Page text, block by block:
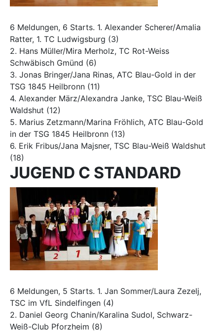
6 Meldungen, 6 Starts. 1. Alexander Scherer/Amalia
Ratter, 1. TC Ludwigsburg (3)
2. Hans Müller/Mira Merholz, TC Rot-Weiss
Schwäbisch Gmünd (6)
3. Jonas Bringer/Jana Rinas, ATC Blau-Gold in der
TSG 1845 Heilbronn (11)
4. Alexander März/Alexandra Janke, TSC Blau-Weiß
Waldshut (12)
5. Marius Zetzmann/Marina Fröhlich, ATC Blau-Gold
in der TSG 1845 Heilbronn (13)
6. Erik Fribus/Jana Majsner, TSC Blau-Weiß Waldshut
(18)
JUGEND C STANDARD
6 Meldungen, 5 Starts. 1. Jan Sommer/Laura Zezelj,
TSC im VfL Sindelfingen (4)
2. Daniel Georg Chanin/Karalina Sudol, Schwarz-
Weiß-Club Pforzheim (8)